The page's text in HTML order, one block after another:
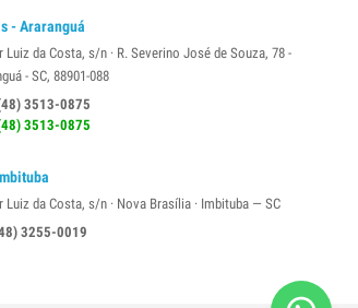
- Araranguá
Luiz da Costa, s/n · R. Severino José de Souza, 78 -
- SC, 88901-088
3513-0875
3513-0875
Luiz da Costa, s/n · Nova Brasília · Imbituba — SC
3255-0019